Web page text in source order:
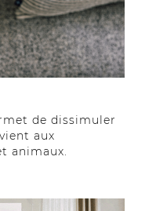
de dissimuler
aux
animaux.